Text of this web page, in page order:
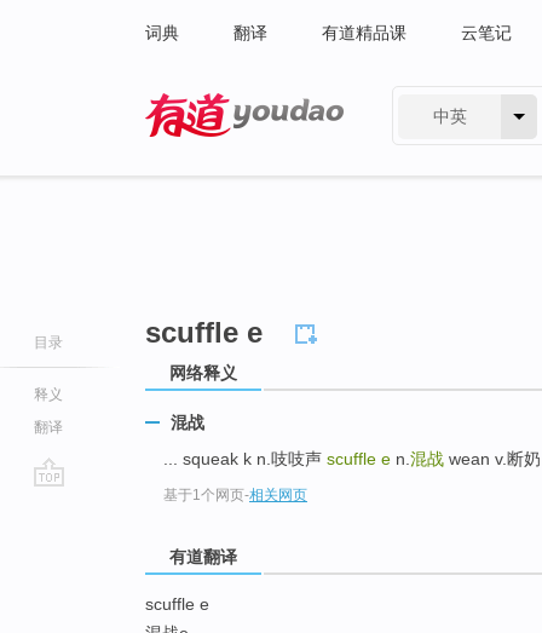
词典 翻译 有道精品课 云笔记
中英
目录
释义
翻译
scuffle e
网络释义
混战
... squeak k n.吱吱声 scuffle e n. 混战 wean v.断
基于1个网页-相关网页
有道翻译
scuffle e